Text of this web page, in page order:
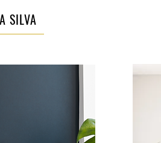
SILVA